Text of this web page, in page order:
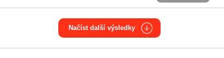
Načíst další výsledky